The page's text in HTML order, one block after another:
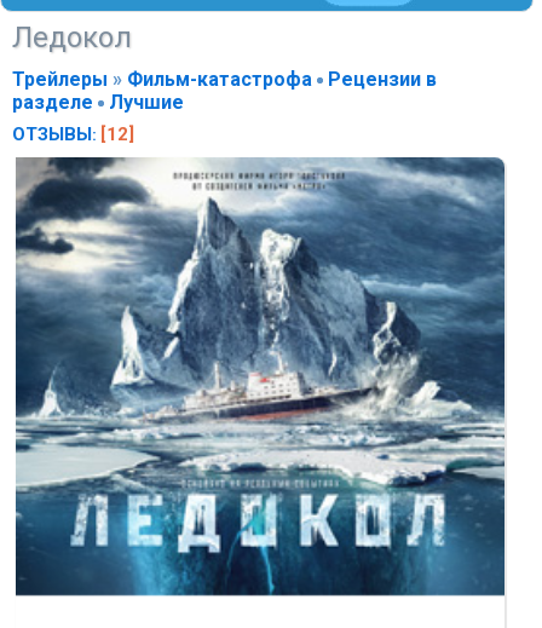
Ледокол
Трейлеры » Фильм-катастрофа
Рецензии в
разделе
Лучшие
ОТЗЫВЫ: [12]